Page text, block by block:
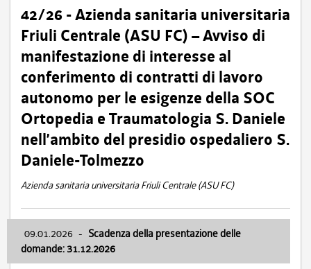
42/26 - Azienda sanitaria universitaria
Friuli Centrale (ASU FC) – Avviso di
manifestazione di interesse al
conferimento di contratti di lavoro
autonomo per le esigenze della SOC
Ortopedia e Traumatologia S. Daniele
nell’ambito del presidio ospedaliero S.
Daniele-Tolmezzo
Azienda sanitaria universitaria Friuli Centrale (ASU FC)
09.01.2026 - Scadenza della presentazione delle
domande: 31.12.2026